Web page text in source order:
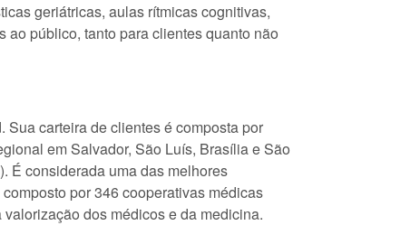
geriátricas, aulas rítmicas cognitivas,
público, tanto para clientes quanto não
carteira de clientes é composta por
em Salvador, São Luís, Brasília e São
É considerada uma das melhores
por 346 cooperativas médicas
dos médicos e da medicina.